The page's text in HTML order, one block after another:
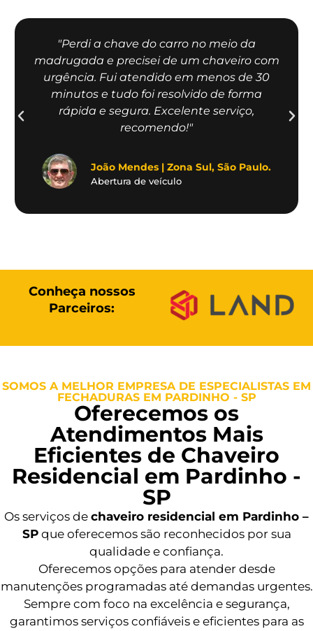
"Perdi a chave do carro no meio da
madrugada e precisei de um chaveiro com
urgência. Fui atendido em menos de 30
minutos e tudo foi resolvido de forma
rápida e segura. Excelente serviço,
recomendo!"
João Mendes | Zona Sul, São Paulo.
Abertura de veículo
Conheça nossos
Parceiros:
SOMOS A MELHOR EMPRESA DE ESPECIALISTAS EM
FECHADURAS EM PARDINHO - SP
Oferecemos os
Atendimentos Mais
Eficientes de Chaveiro
Residencial em Pardinho -
SP
Os serviços de chaveiro residencial em Pardinho –
SPque oferecemos são reconhecidos por sua
qualidade e confiança.
Oferecemos opções para atender desde
manutenções programadas até demandas urgentes.
Sempre com foco na excelência e segurança,
garantimos serviços confiáveis e eficientes para as